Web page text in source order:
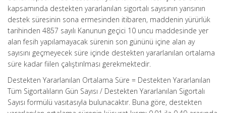
kapsamında destekten yararlanılan sigortalı sayısının yarısının
destek süresinin sona ermesinden itibaren, maddenin yürürlük
tarihinden 4857 sayılı Kanunun geçici 10 uncu maddesinde yer
alan fesih yapılamayacak sürenin son gününü içine alan ay
sayısını geçmeyecek süre içinde destekten yararlanılan ortalama
süre kadar fiilen çalıştırılması gerekmektedir.
Destekten Yararlanılan Ortalama Süre = Destekten Yararlanılan
Tüm Sigortalıların Gün Sayısı / Destekten Yararlanılan Sigortalı
Sayısı formülü vasıtasıyla bulunacaktır. Buna göre, destekten